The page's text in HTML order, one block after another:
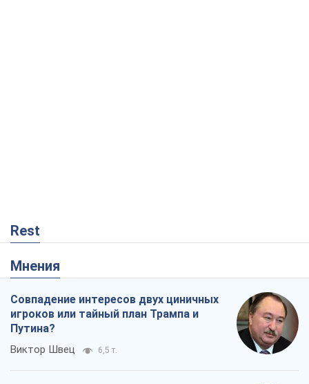
Rest
Мнения
Совпадение интересов двух циничных
игроков или тайный план Трампа и
Путина?
Виктор Швец 6,5 т.